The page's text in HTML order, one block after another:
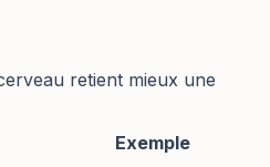
retient mieux une
Exemple